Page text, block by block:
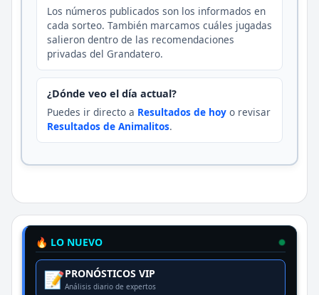
Los números publicados son los informados en
cada sorteo. También marcamos cuáles jugadas
salieron dentro de las recomendaciones
privadas del Grandatero.
¿Dónde veo el día actual?
Puedes ir directo a Resultados de hoy o revisar
Resultados de Animalitos.
🔥 LO NUEVO
📝PRONÓSTICOS VIP
Análisis diario de expertos